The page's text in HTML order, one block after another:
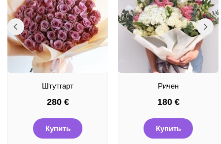
Штутгарт
280 €
Купить
Ричен
180 €
Купить